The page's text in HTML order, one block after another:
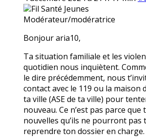
Fil Santé Jeunes
Modérateur/modératrice
Bonjour aria10,
Ta situation familiale et les
quotidien nous inquiètent.
le dire précédemment, nous
contact avec le 119 ou la maison
ta ville (ASE de ta ville) pour
nouveau. Ce n’est pas parce que
nouvelles qu’ils ne pourront pas
reprendre ton dossier en charge.